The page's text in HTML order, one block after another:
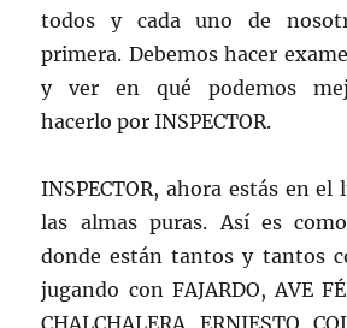
todos y cada uno de
primera. Debemos hacer
y ver en qué podemos
hacerlo por INSPECTOR.
INSPECTOR, ahora estás en
las almas puras. Así es
donde están tantos y tantos
jugando con FAJARDO, AVE
CHALCHALERA, ERNIESTO,